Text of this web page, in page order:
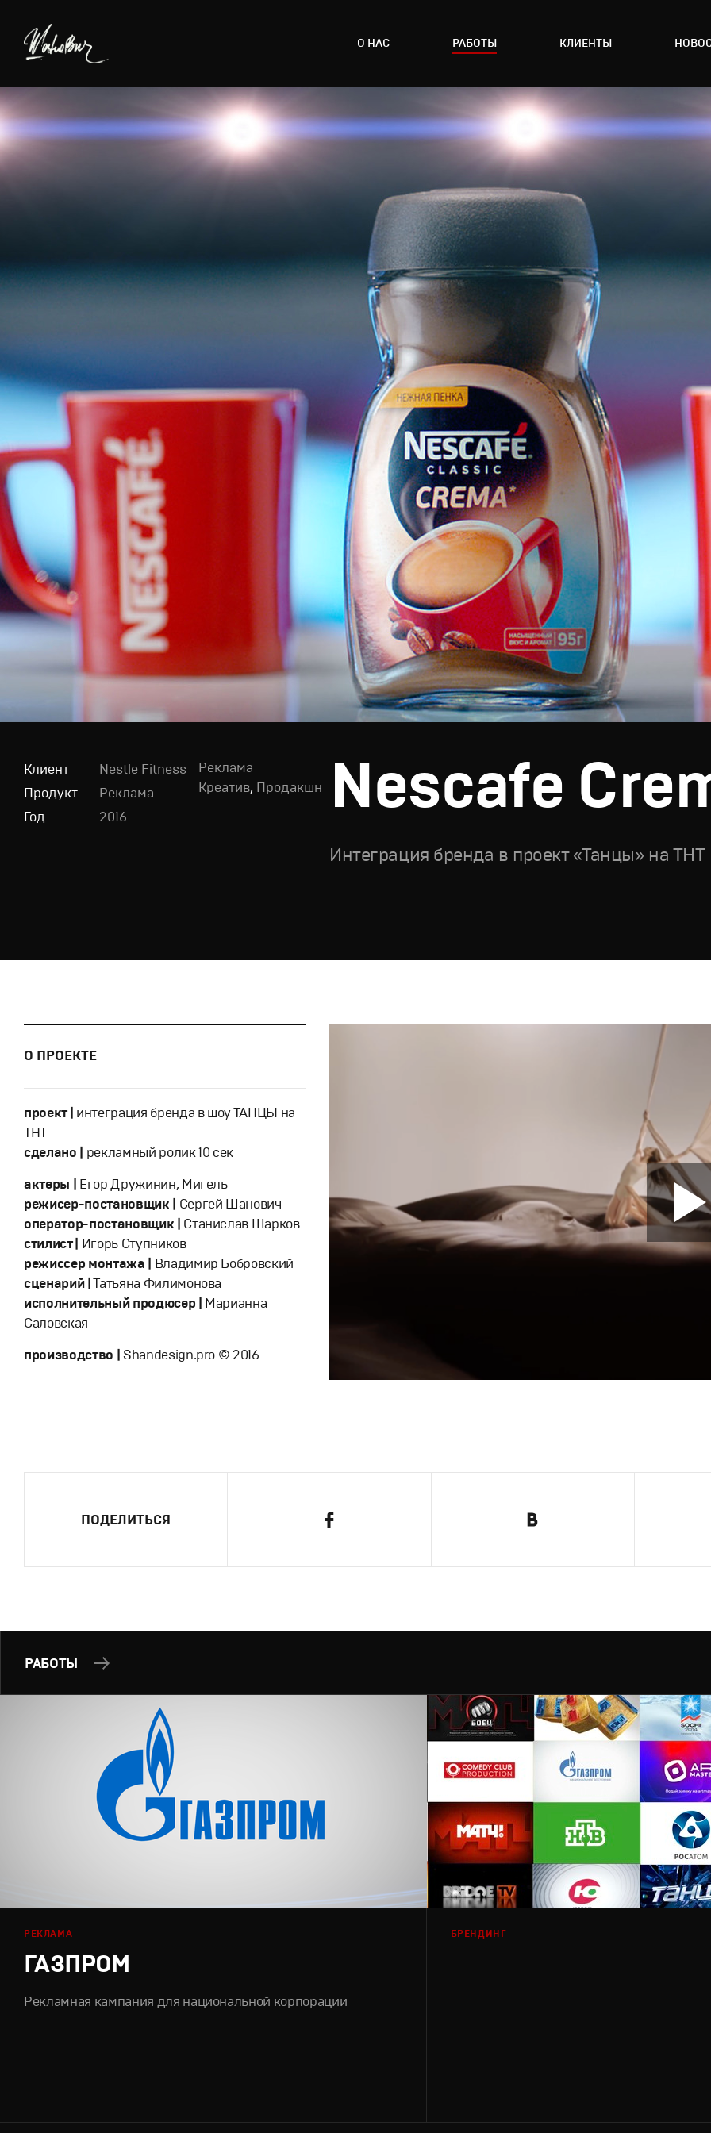
О НАС РАБОТЫ КЛИЕНТЫ
Клиент
Nestle Fitness
Продукт
Реклама
Год
2016
Реклама
Креатив, Продакшн Nescafe
Интеграция бренда в проект «Танцы» на ТНТ
О ПРОЕКТЕ
проект | интеграция бренда в шоу ТАНЦЫ на
ТНТ
сделано |
рекламный ролик 10 сек
актеры |
Егор Дружинин, Мигель
режисер-постановщик |
Сергей Шанович
оператор-постановщик |
Станислав Шарков
стилист | Игорь Ступников
режиссер монтажа |
Владимир Бобровский
сценарий | Татьяна Филимонова
исполнительный продюсер | Марианна
Саловская
производство |
Shandesign.pro © 2016
ПОДЕЛИТЬСЯ
РАБОТЫ
РЕКЛАМА
ГАЗПРОМ
Рекламная кампания для национальной корпорации
БРЕНДИНГ